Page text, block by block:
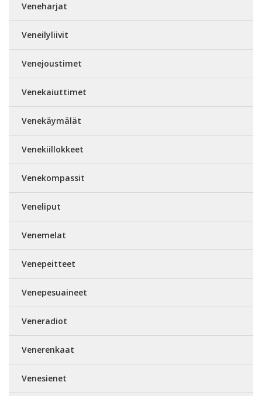
Veneharjat
Veneilyliivit
Venejoustimet
Venekaiuttimet
Venekäymälät
Venekiillokkeet
Venekompassit
Veneliput
Venemelat
Venepeitteet
Venepesuaineet
Veneradiot
Venerenkaat
Venesienet